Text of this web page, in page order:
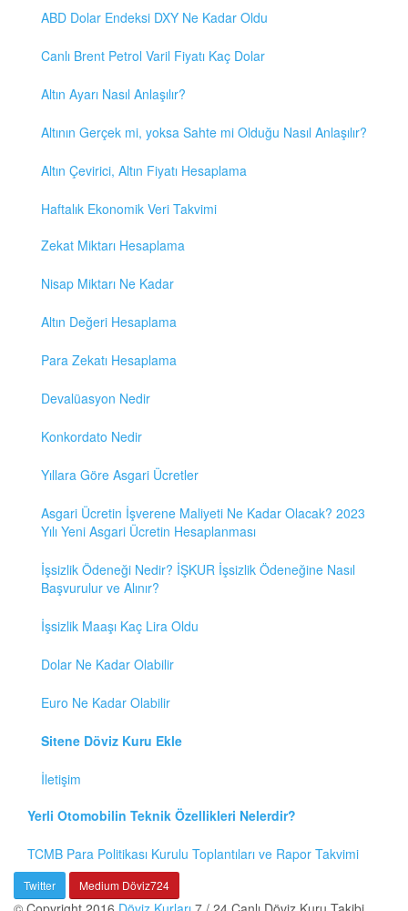
ABD Dolar Endeksi DXY Ne Kadar Oldu
Canlı Brent Petrol Varil Fiyatı Kaç Dolar
Altın Ayarı Nasıl Anlaşılır?
Altının Gerçek mi, yoksa Sahte mi Olduğu Nasıl Anlaşılır?
Altın Çevirici, Altın Fiyatı Hesaplama
Haftalık Ekonomik Veri Takvimi
Zekat Miktarı Hesaplama
Nisap Miktarı Ne Kadar
Altın Değeri Hesaplama
Para Zekatı Hesaplama
Devalüasyon Nedir
Konkordato Nedir
Yıllara Göre Asgari Ücretler
Asgari Ücretin İşverene Maliyeti Ne Kadar Olacak? 2023
Yılı Yeni Asgari Ücretin Hesaplanması
İşsizlik Ödeneği Nedir? İŞKUR İşsizlik Ödeneğine Nasıl
Başvurulur ve Alınır?
İşsizlik Maaşı Kaç Lira Oldu
Dolar Ne Kadar Olabilir
Euro Ne Kadar Olabilir
Sitene Döviz Kuru Ekle
İletişim
Yerli Otomobilin Teknik Özellikleri Nelerdir?
TCMB Para Politikası Kurulu Toplantıları ve Rapor Takvimi
Twitter Medium Döviz724